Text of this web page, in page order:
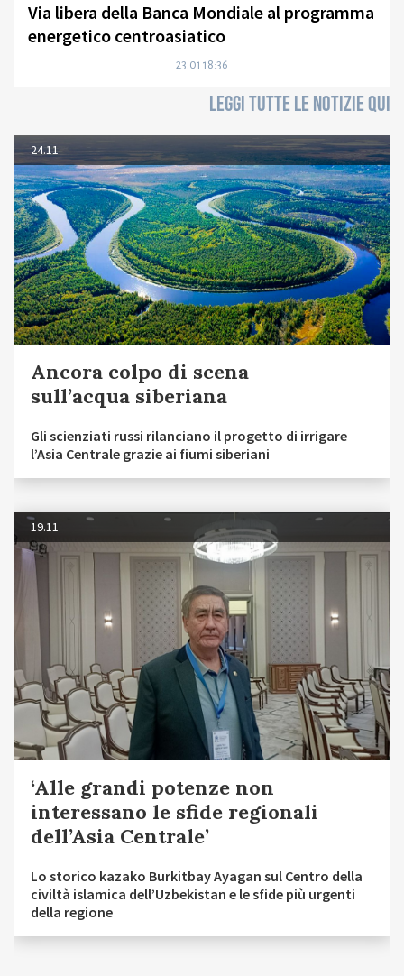
Via libera della Banca Mondiale al programma
energetico centroasiatico
23.01 18:36
LEGGI TUTTE LE NOTIZIE QUI
24.11
Ancora colpo di scena
sull’acqua siberiana
Gli scienziati russi rilanciano il progetto di irrigare
l’Asia Centrale grazie ai fiumi siberiani
19.11
‘Alle grandi potenze non
interessano le sfide regionali
dell’Asia Centrale’
Lo storico kazako Burkitbay Ayagan sul Centro della
civiltà islamica dell’Uzbekistan e le sfide più urgenti
della regione